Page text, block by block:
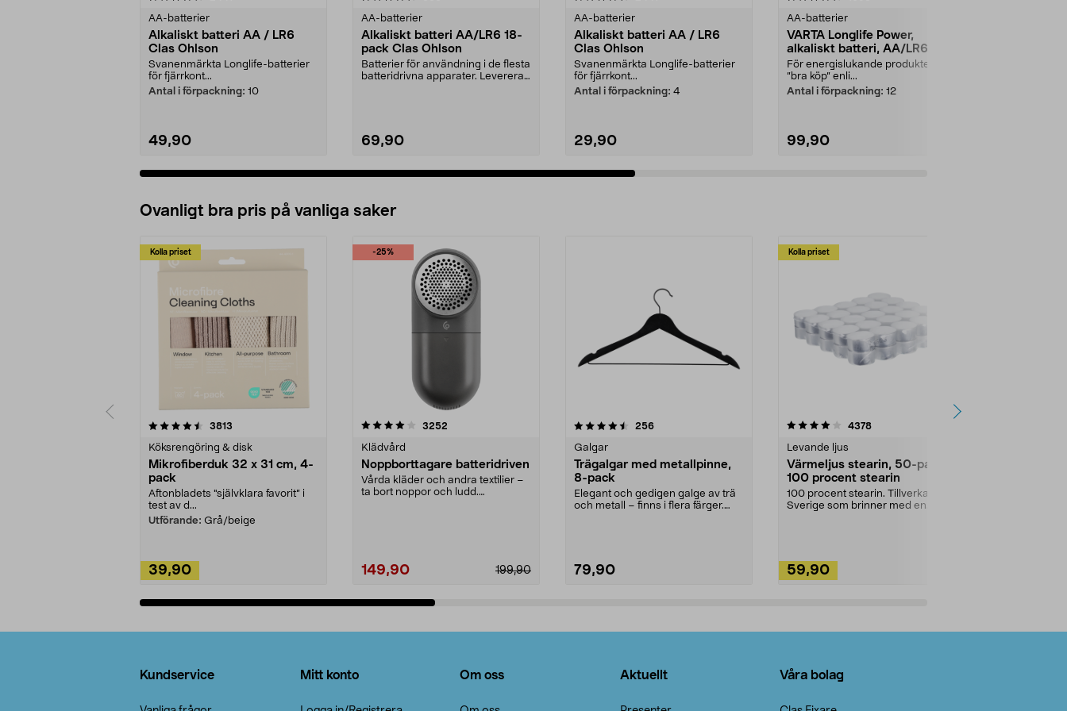
AA-batterier
Alkaliskt batteri AA / LR6
Clas Ohlson
Svanenmärkta Longlife-batterier
för fjärrkont...
Antal i förpackning: 10
49,90
AA-batterier
Alkaliskt batteri AA/LR6 18-
pack Clas Ohlson
Batterier för användning i de flesta
batteridrivna apparater. Levereras
69,90
AA-batterier
Alkaliskt batteri AA / LR6
Clas Ohlson
Svanenmärkta Longlife-batterier
för fjärrkont...
Antal i förpackning: 4
29,90
AA-batterier
VARTA Longlife Power,
alkaliskt batteri, AA/LR6
För energislukande produkter –
”bra köp” enli...
Antal i förpackning: 12
99,90
Ovanligt bra pris på vanliga saker
Kolla priset
3813
Köksrengöring & disk
Mikrofiberduk 32 x 31 cm, 4-
pack
Aftonbladets "självklara favorit” i
test av d...
Utförande: Grå/beige
39,90
-25%
4.0av 5 stjärnor 3252
Klädvård
Noppborttagare batteridriven
Vårda kläder och andra textilier –
ta bort noppor och ludd.
199,90
149,90
4.5av 5 stjärnor 256recensioner
Galgar
Trägalgar med metallpinne,
8-pack
Elegant och gedigen galge av trä
och metall – finns i flera färger.
79,90
Kolla priset
4.0av 5 stjärnor 4378recensioner
Levande ljus
Värmeljus stearin, 50-pack,
100 procent stearin
100 procent stearin. Tillverkade i
Sverige som brinner med en
59,90
4.5av 5 stjärnor
Kundservice Mitt konto Om oss Aktuellt Våra bolag